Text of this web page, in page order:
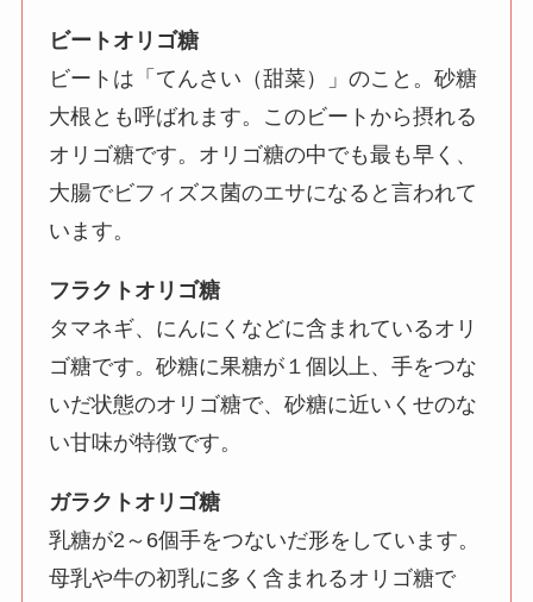
ビートオリゴ糖
ビートは「てんさい（甜菜）」のこと。砂糖
大根とも呼ばれます。このビートから摂れる
オリゴ糖です。オリゴ糖の中でも最も早く、
大腸でビフィズス菌のエサになると言われて
います。
フラクトオリゴ糖
タマネギ、にんにくなどに含まれているオリ
ゴ糖です。砂糖に果糖が１個以上、手をつな
いだ状態のオリゴ糖で、砂糖に近いくせのな
い甘味が特徴です。
ガラクトオリゴ糖
乳糖が2～6個手をつないだ形をしています。
母乳や牛の初乳に多く含まれるオリゴ糖で